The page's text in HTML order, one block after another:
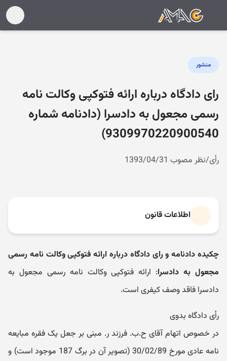
منشور
رای دادگاه درباره ارائه فتوکپی وکالت نامه
رسمی مجعول به دادسرا (دادنامه شماره
9309970220900540)
رأی/نظر مصوب 1393/04/31
اطلاعات قانون
چکیده دادنامه و رای دادگاه درباره ارائه فتوکپی وکالت نامه رسمی
مجعول به دادسرا: ارائه فتوکپی وکالت نامه رسمی مجعول به
دادسرا فاقد وصف کیفری است.
رأی دادگاه بدوی
در خصوص اتهام آقای ح.ب. فرزند ر. مبنی بر جعل یک فقره مبایعه
نامه عادی مورخ 30/02/89 (تصویر آن در برگ 187 موجود است) و